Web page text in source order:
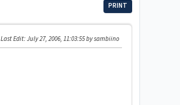
PRINT
Last Edit: July 27, 2006, 11:03:55 by sambiino